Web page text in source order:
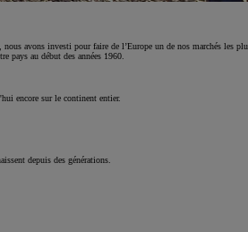
avons investi pour faire de l’Europe un de nos marchés les
pays au début des années 1960.
encore sur le continent entier.
depuis des générations.